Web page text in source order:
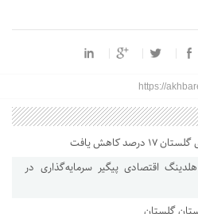
https://
کاهش یافت
استاندار: بابک زنجانی با ۱۱ هلدینگ اقتصادی پیگیر سرمایه‌گذاری در